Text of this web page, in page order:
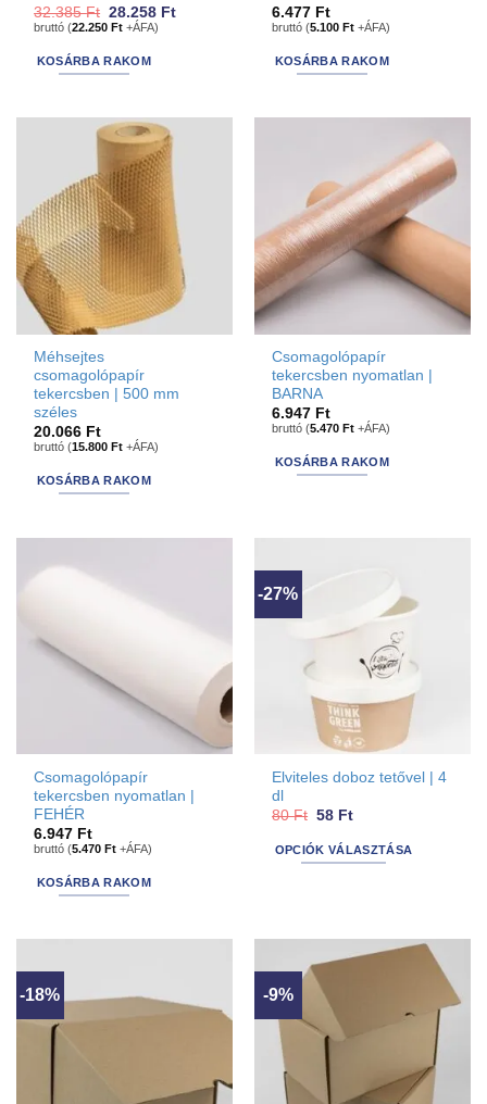
32.385Ft Original
price
32.385 Ft.
28.258 FtCurrent
bruttó (22.250Ft +ÁFA)
KOSÁRBA RAKOM
6.477 Ft
bruttó (5.100Ft +ÁFA)
KOSÁRBA RAKOM
Méhsejtes
csomagolópapír
tekercsben | 500 mm
széles
20.066 Ft
bruttó (15.800 Ft +ÁFA)
KOSÁRBA RAKOM
Csomagolópapír
tekercsben nyomatlan |
BARNA
6.947 Ft
bruttó (5.470 Ft +ÁFA)
KOSÁRBA RAKOM
Csomagolópapír
tekercsben nyomatlan |
FEHÉR
6.947 Ft
bruttó (5.470Ft +ÁFA)
KOSÁRBA RAKOM
-27%
Elviteles doboz tetővel | 4
dl
80Ft Original
was:
80 Ft.
58 FtCurrent
is:
58 Ft.
OPCIÓK VÁLASZTÁSA
több
variációja
van.
változatok
termékoldalon
-18% -9%